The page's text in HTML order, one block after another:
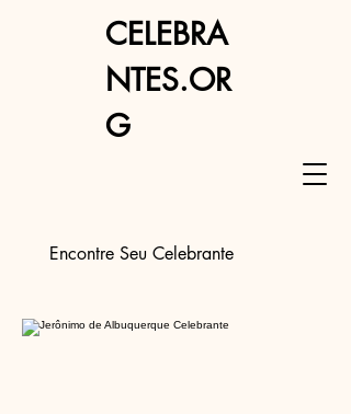
Encontre Seu Celebrante
CELEBRA
NTES.OR
G